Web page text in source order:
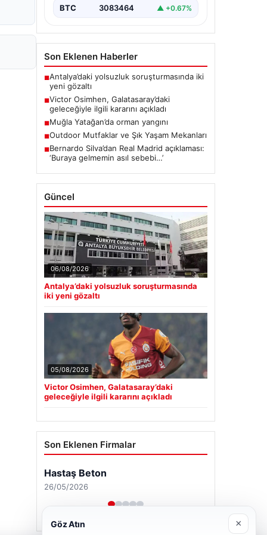
BTC 3083464 ▲ +0.67%
Son Eklenen Haberler
■Antalya’daki yolsuzluk soruşturmasında iki
yeni gözaltı
■Victor Osimhen, Galatasaray’daki
geleceğiyle ilgili kararını açıkladı
■Muğla Yatağan’da orman yangını
■Outdoor Mutfaklar ve Şık Yaşam Mekanları
■Bernardo Silva’dan Real Madrid açıklaması:
‘Buraya gelmemin asıl sebebi…’
Güncel
06/08/2026
Antalya’daki yolsuzluk soruşturmasında
iki yeni gözaltı
05/08/2026
Victor Osimhen, Galatasaray’daki
geleceğiyle ilgili kararını açıkladı
Son Eklenen Firmalar
Hastaş Beton
26/05/2026
Göz Atın ×